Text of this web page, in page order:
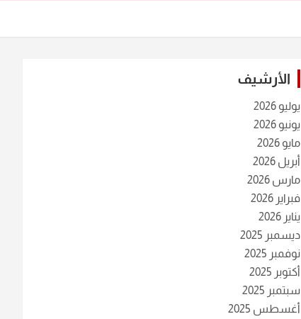
الأرشيف
يوليو 2026
يونيو 2026
مايو 2026
أبريل 2026
مارس 2026
فبراير 2026
يناير 2026
ديسمبر 2025
نوفمبر 2025
أكتوبر 2025
سبتمبر 2025
أغسطس 2025